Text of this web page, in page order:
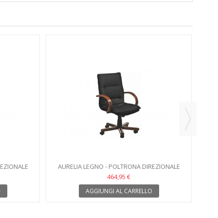
AURELIA LEGNO - POLTRONA DIREZIONALE
464,95 €
AGGIUNGI AL CARRELLO